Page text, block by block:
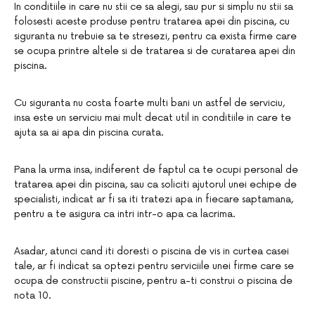
In conditiile in care nu stii ce sa alegi, sau pur si simplu nu stii sa
folosesti aceste produse pentru tratarea apei din piscina, cu
siguranta nu trebuie sa te stresezi, pentru ca exista firme care
se ocupa printre altele si de tratarea si de curatarea apei din
piscina.
Cu siguranta nu costa foarte multi bani un astfel de serviciu,
insa este un serviciu mai mult decat util in conditiile in care te
ajuta sa ai apa din piscina curata.
Pana la urma insa, indiferent de faptul ca te ocupi personal de
tratarea apei din piscina, sau ca soliciti ajutorul unei echipe de
specialisti, indicat ar fi sa iti tratezi apa in fiecare saptamana,
pentru a te asigura ca intri intr-o apa ca lacrima.
Asadar, atunci cand iti doresti o piscina de vis in curtea casei
tale, ar fi indicat sa optezi pentru serviciile unei firme care se
ocupa de constructii piscine, pentru a-ti construi o piscina de
nota 10.